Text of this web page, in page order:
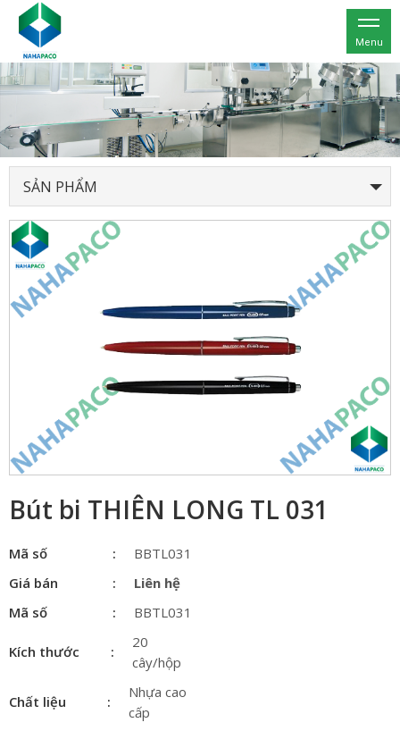
Menu
SẢN PHẨM
Bút bi THIÊN LONG TL 031
Mã số
BBTL031
Giá bán
Liên hệ
Mã số
BBTL031
Kích thước
20
cây/hộp
Chất liệu
Nhựa cao
cấp